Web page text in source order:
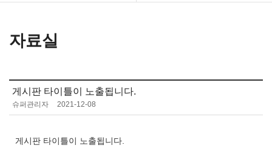
자료실
게시판 타이틀이 노출됩니다.
슈퍼관리자 2021-12-08
게시판 타이틀이 노출됩니다.